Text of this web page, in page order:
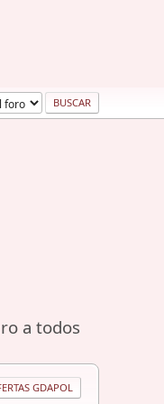
a todos
GDAPOL